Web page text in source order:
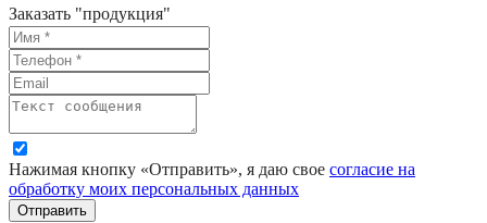
Заказать "продукция"
Нажимая кнопку «Отправить», я даю свое согласие на
обработку моих персональных данных
Отправить